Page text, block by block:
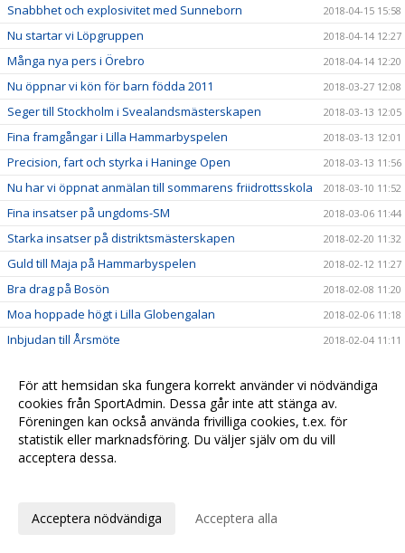
Snabbhet och explosivitet med Sunneborn 2018-04-15 15:58
Nu startar vi Löpgruppen 2018-04-14 12:27
Många nya pers i Örebro 2018-04-14 12:20
Nu öppnar vi kön för barn födda 2011 2018-03-27 12:08
Seger till Stockholm i Svealandsmästerskapen 2018-03-13 12:05
Fina framgångar i Lilla Hammarbyspelen 2018-03-13 12:01
Precision, fart och styrka i Haninge Open 2018-03-13 11:56
Nu har vi öppnat anmälan till sommarens friidrottsskola 2018-03-10 11:52
Fina insatser på ungdoms-SM 2018-03-06 11:44
Starka insatser på distriktsmästerskapen 2018-02-20 11:32
Guld till Maja på Hammarbyspelen 2018-02-12 11:27
Bra drag på Bosön 2018-02-08 11:20
Moa hoppade högt i Lilla Globengalan 2018-02-06 11:18
Inbjudan till Årsmöte 2018-02-04 11:11
Fina insatser på Scandic Indoor 2018-02-01 11:00
Resultat från Täby Vinterspel 2018-01-26 10:57
Glitter och guld på Luciaspelen 2017-12-13 10:29
Tävlingsrekord igen för Tor
Många tog första chansen att persa!
För att hemsidan ska fungera korrekt använder vi nödvändiga
cookies från SportAdmin. Dessa går inte att stänga av.
Föreningen kan också använda frivilliga cookies, t.ex. för
statistik eller marknadsföring. Du väljer själv om du vill
acceptera dessa.
Acceptera nödvändiga Acceptera alla